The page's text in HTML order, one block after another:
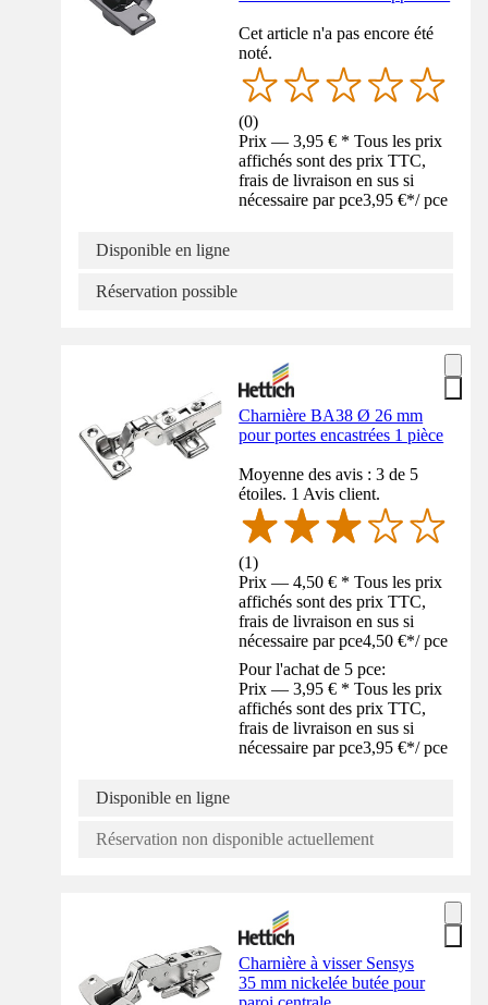
Cet article n'a pas encore été
noté.
(0)
Prix — 3,95 € * Tous les prix
affichés sont des prix TTC,
frais de livraison en sus si
nécessaire par pce3,95 €*/ pce
Disponible en ligne
Réservation possible
Charnière BA38 Ø 26 mm
pour portes encastrées 1 pièce
Moyenne des avis : 3 de 5
étoiles. 1 Avis client.
(1)
Prix — 4,50 € * Tous les prix
affichés sont des prix TTC,
frais de livraison en sus si
nécessaire par pce4,50 €*/ pce
Pour l'achat de 5 pce:
Prix — 3,95 € * Tous les prix
affichés sont des prix TTC,
frais de livraison en sus si
nécessaire par pce3,95 €*/ pce
Disponible en ligne
Réservation non disponible actuellement
Charnière à visser Sensys
35 mm nickelée butée pour